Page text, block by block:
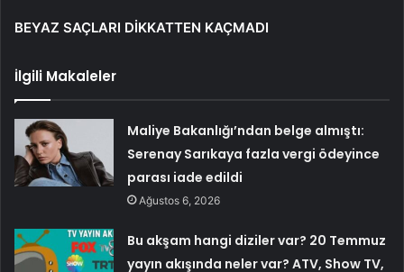
BEYAZ SAÇLARI DİKKATTEN KAÇMADI
İlgili Makaleler
Maliye Bakanlığı’ndan belge almıştı:
Serenay Sarıkaya fazla vergi ödeyince
parası iade edildi
Ağustos 6, 2026
Bu akşam hangi diziler var? 20 Temmuz
yayın akışında neler var? ATV, Show TV,